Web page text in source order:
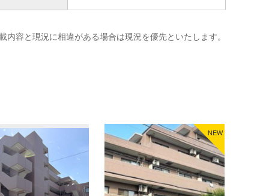
内容と現況に相違がある場合は現況を優先といたします。